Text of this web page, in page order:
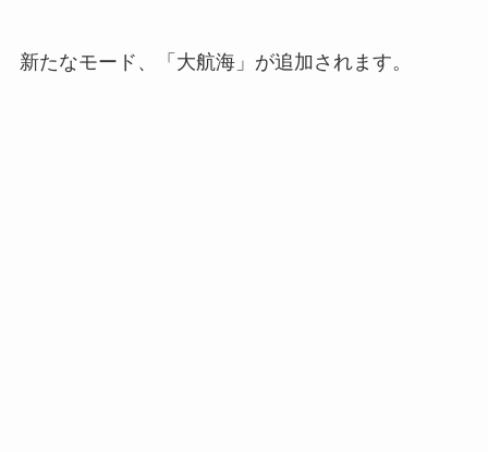
新たなモード、「大航海」が追加されます。